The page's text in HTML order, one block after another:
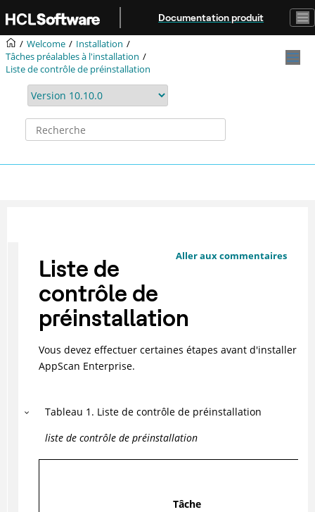
Aller au contenu principal
Documentation produit
Welcome
Installation
Tâches préalables à l'installation
Liste de contrôle de préinstallation
Aller aux commentaires
Liste de
contrôle de
préinstallation
Vous devez effectuer certaines étapes avant d'installer
AppScan Enterprise.
Tableau 1 . Liste de contrôle de préinstallation
liste de contrôle de préinstallation
Tâche